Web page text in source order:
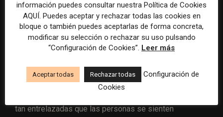
9.- Cada espacio se siente como un
espacio político.
Unidos, indica el informe del equipo de investigación
de The New York Times, un estribillo común que
tan entrelazadas que las personas se sienten
información puedes consultar nuestra Política de Cookies
AQUÍ. Puedes aceptar y rechazar todas las cookies en
bloque o también puedes aceptarlas de forma concreta,
modificar su selección o rechazar su uso pulsando
“Configuración de Cookies”. Leer más
Aceptar todas Rechazar todas
Configuración de
Cookies